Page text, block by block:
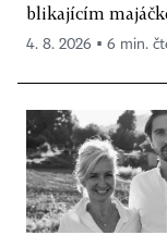
blikajícím
4. 8. 2026 ▪ 6 min.